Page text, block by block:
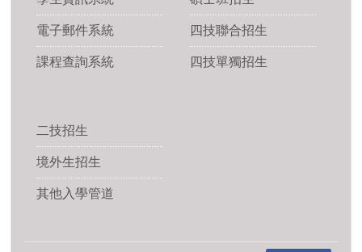
電子郵件系統
課程查詢系統
四技聯合招生
四技單獨招生
二技招生
境外生招生
其他入學管道